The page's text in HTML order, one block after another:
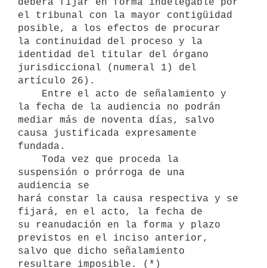
el tribunal con la mayor contigüidad
posible, a los efectos de procurar
la continuidad del proceso y la
identidad del titular del órgano
jurisdiccional (numeral 1) del
artículo 26).
la fecha de la audiencia no podrán
mediar más de noventa días, salvo
causa justificada expresamente
fundada.
suspensión o prórroga de una
audiencia se
hará constar la causa respectiva y se
fijará, en el acto, la fecha de
su reanudación en la forma y plazo
previstos en el inciso anterior,
salvo que dicho señalamiento